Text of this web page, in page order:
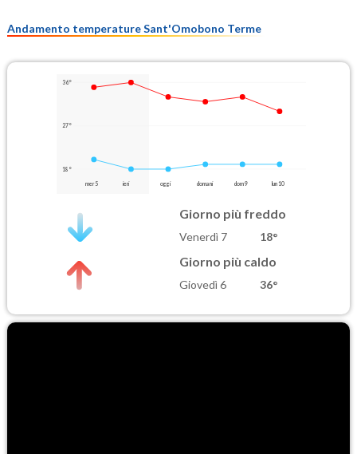
Andamento temperature Sant'Omobono Terme
36°
27°
18°
mer 5 ieri oggi domani dom 9 lun 10
Giorno più freddo
Venerdì 7 18°
Giorno più caldo
Giovedì 6 36°